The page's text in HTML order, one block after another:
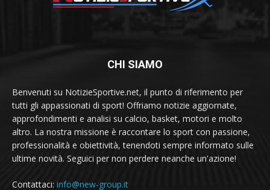
CHI SIAMO
Benvenuti su NotizieSportive.net, il punto di riferimento per
tutti gli appassionati di sport! Offriamo notizie aggiornate,
approfondimenti e analisi su calcio, basket, motori e molto
altro. La nostra missione è raccontare lo sport con passione,
professionalità e obiettività, tenendoti sempre informato sulle
ultime novità. Seguici per non perdere neanche un'azione!
Contattaci: info@new-group.it